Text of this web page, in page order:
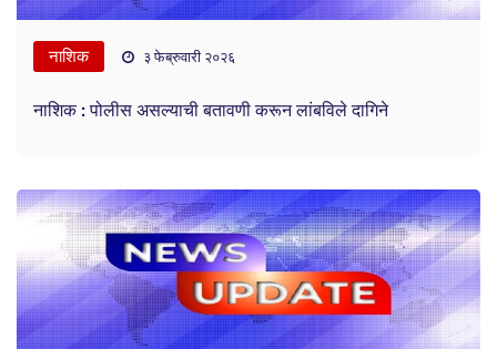
नाशिक ३ फेब्रुवारी २०२६
नाशिक : पोलीस असल्याची बतावणी करून लांबविले दागिने